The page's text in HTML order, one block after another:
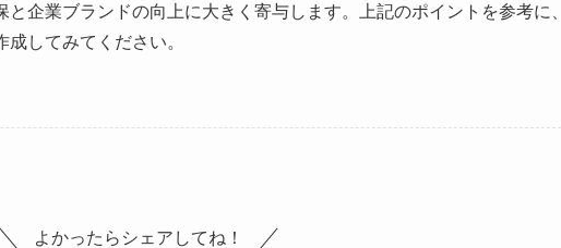
企業ブランドの向上に大きく寄与します。上記のポイントを参考に、
してみてください。
よかったらシェアしてね！